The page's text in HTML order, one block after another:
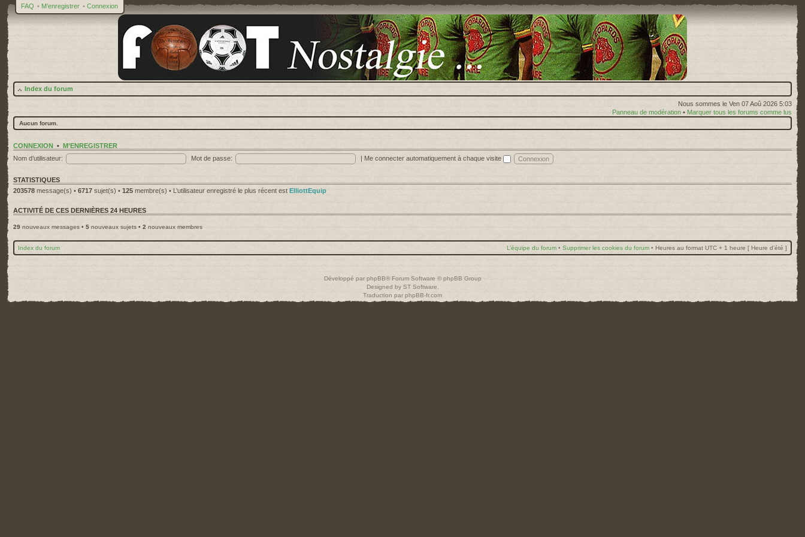
FAQ • M’enregistrer • Connexion
Index du forum
Nous sommes le Ven 07 Aoû 2026 5:03
Panneau de modération • Marquer tous les forums comme lus
Aucun forum.
CONNEXION • M’ENREGISTRER
Nom d’utilisateur:
Mot de passe: | Me connecter automatiquement à chaque visite
STATISTIQUES
203578 message(s) • 6717 sujet(s) • 125 membre(s) • L’utilisateur enregistré le plus récent est ElliottEquip
ACTIVITÉ DE CES DERNIÈRES 24 HEURES
29 nouveaux messages • 5 nouveaux sujets • 2 nouveaux membres
Index du forum L’équipe du forum • Supprimer les cookies du forum • Heures au format UTC + 1 heure [ Heure d’été ]
Développé par phpBB® Forum Software © phpBB Group
Designed by ST Software
Traduction par phpBB-fr.com